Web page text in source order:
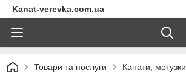
Kanat-verevka.com.ua
Товари та послуги Канати, мотузки